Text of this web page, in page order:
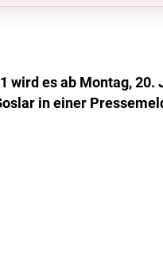
wird es ab Montag, 20.
in einer